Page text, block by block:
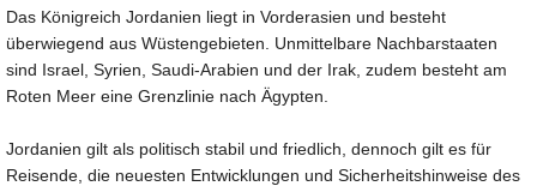
Das Königreich Jordanien liegt in Vorderasien und besteht
überwiegend aus Wüstengebieten. Unmittelbare Nachbarstaaten
sind Israel, Syrien, Saudi-Arabien und der Irak, zudem besteht am
Roten Meer eine Grenzlinie nach Ägypten.
Jordanien gilt als politisch stabil und friedlich, dennoch gilt es für
Reisende, die neuesten Entwicklungen und Sicherheitshinweise des